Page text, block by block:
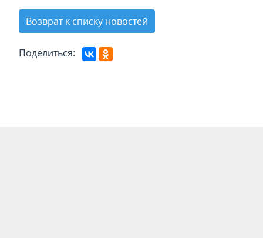
Возврат к списку новостей
Поделиться: